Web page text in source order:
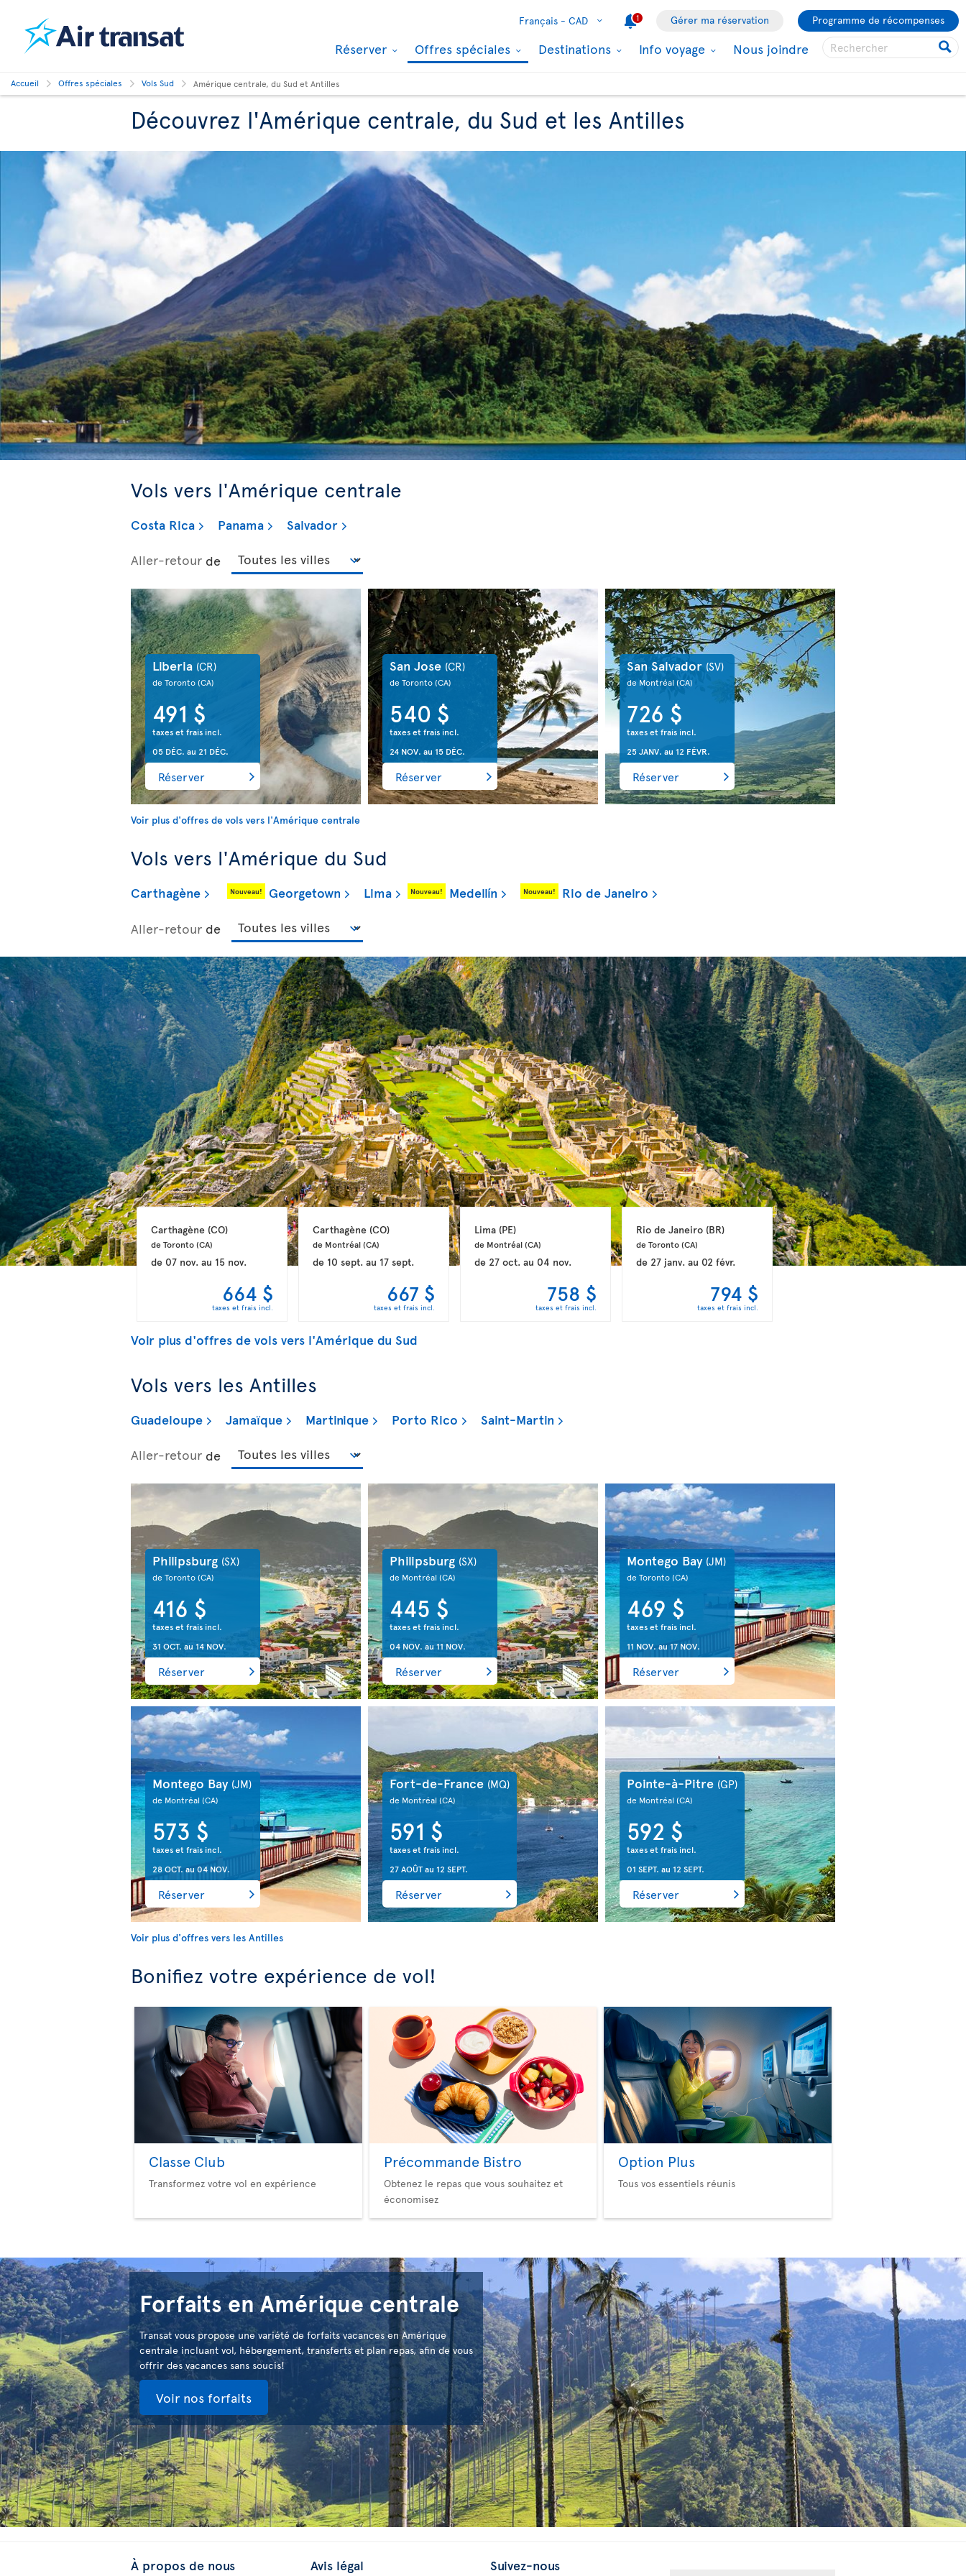
Français - CAD 1 Gérer ma réservation Programme de récompenses
Réserver Offres spéciales Destinations Info voyage Nous joindre
Accueil Offres spéciales Vols Sud Amérique centrale, du Sud et Antilles
Découvrez l'Amérique centrale, du Sud et les Antilles
Vols vers l'Amérique centrale
Costa Rica Panama
Salvador
Aller-retour de
Liberia (CR)
de Toronto(CA)
491 $
taxes et frais incl.
05 DÉC. au 21 DÉC.
Réserver
San Jose (CR)
de Toronto(CA)
540 $
taxes et frais incl.
24 NOV. au 15 DÉC.
Réserver
San Salvador (SV)
de Montréal(CA)
726 $
taxes et frais incl.
25 JANV. au 12 FÉVR.
Réserver
Voir plus d'offres de vols vers l'Amérique centrale
Vols vers l'Amérique du Sud
Carthagène Nouveau! Georgetown Lima Nouveau! Medellín Nouveau!
Rio de Janeiro
Aller-retour de
Carthagène (CO)
de Toronto (CA)
de 07 nov.au 15 nov.
664 $
taxes et frais incl.
Carthagène (CO)
de Montréal (CA)
de 10 sept.au 17 sept.
667 $
taxes et frais incl.
Lima (PE)
de Montréal (CA)
de 27 oct.au 04 nov.
758 $
taxes et frais incl.
Rio de Janeiro (BR)
de Toronto (CA)
de 27 janv.au 02 févr.
794 $
taxes et frais incl.
Voir plus d'offres de vols vers l'Amérique du Sud
Vols vers les Antilles
Guadeloupe Jamaïque Martinique Porto Rico
Saint-Martin
Aller-retour de
Philipsburg (SX)
de Toronto(CA)
416 $
taxes et frais incl.
31 OCT. au 14 NOV.
Réserver
Philipsburg (SX)
de Montréal (CA)
445 $
taxes et frais incl.
04 NOV. au 11 NOV.
Réserver
Montego Bay (JM)
de Toronto(CA)
469 $
taxes et frais incl.
11 NOV. au 17 NOV.
Réserver
Montego Bay (JM)
de Montréal(CA)
573 $
taxes et frais incl.
28 OCT. au 04 NOV.
Réserver
Fort-de-France (MQ)
de Montréal(CA)
591 $
taxes et frais incl.
27 AOÛTau 12 SEPT.
Réserver
Pointe-à-Pitre (GP)
de Montréal (CA)
592 $
taxes et frais incl.
01 SEPT. au 12 SEPT.
Réserver
Voir plus d'offres vers les Antilles
Bonifiez votre expérience de vol!
Classe Club
Transformez votre vol en expérience
Précommande Bistro
Obtenez le repas que vous souhaitez et
économisez
Option Plus
Tous vos essentiels réunis
Forfaits en Amérique centrale
Transat vous propose une variété de forfaits vacances en Amérique
centrale incluant vol, hébergement, transferts et plan repas, afin de vous
offrir des vacances sans soucis!
Voir nos forfaits
À propos de nous Avis légal Suivez-nous